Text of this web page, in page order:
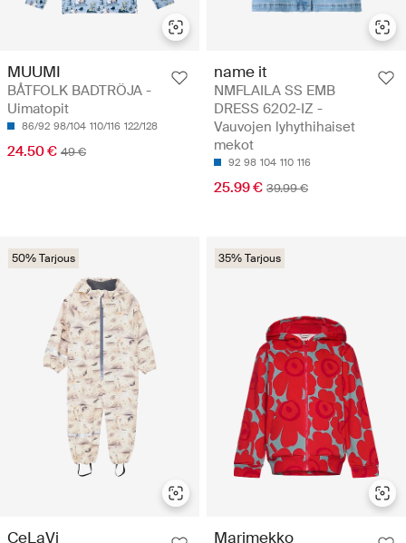
MUUMI
BÅTFOLK BADTRÖJA -
Uimatopit
86/92 98/104 110/116 122/128
24.50 € 49 €
name it
NMFLAILA SS EMB
DRESS 6202-IZ -
Vauvojen lyhythihaiset
mekot
92 98 104 110 116
25.99 € 39.99 €
50% Tarjous
CeLaVi
35% Tarjous
Marimekko